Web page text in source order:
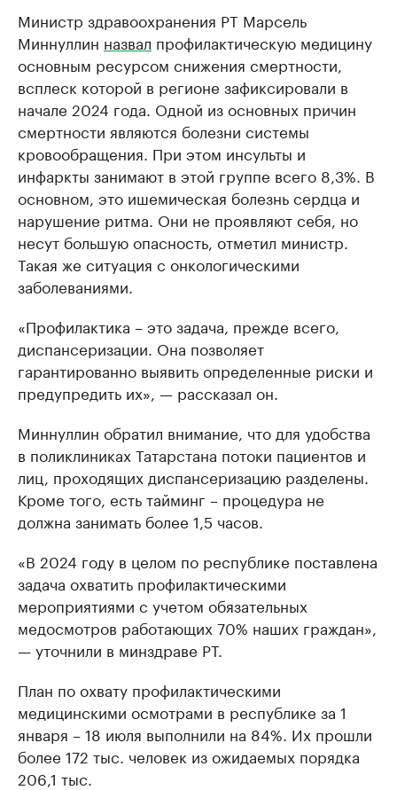
Министр здравоохранения РТ Марсель
Миннуллин назвал профилактическую медицину
основным ресурсом снижения смертности,
всплеск которой в регионе зафиксировали в
начале 2024 года. Одной из основных причин
смертности являются болезни системы
кровообращения. При этом инсульты и
инфаркты занимают в этой группе всего 8,3%. В
основном, это ишемическая болезнь сердца и
нарушение ритма. Они не проявляют себя, но
несут большую опасность, отметил министр.
Такая же ситуация с онкологическими
заболеваниями.
«Профилактика – это задача, прежде всего,
диспансеризации. Она позволяет
гарантированно выявить определенные риски и
предупредить их», — рассказал он.
Миннуллин обратил внимание, что для удобства
в поликлиниках Татарстана потоки пациентов и
лиц, проходящих диспансеризацию разделены.
Кроме того, есть тайминг – процедура не
должна занимать более 1,5 часов.
«В 2024 году в целом по республике поставлена
задача охватить профилактическими
мероприятиями с учетом обязательных
медосмотров работающих 70% наших граждан»,
— уточнили в минздраве РТ.
План по охвату профилактическими
медицинскими осмотрами в республике за 1
января – 18 июля выполнили на 84%. Их прошли
более 172 тыс. человек из ожидаемых порядка
206,1 тыс.